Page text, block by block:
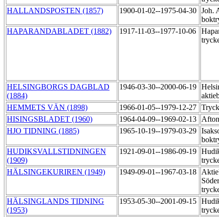
HALLANDSPOSTEN (1857)
1900-01-02--1975-04-30 Joh.
HAPARANDABLADET (1882)
1917-11-03--1977-10-06
HELSINGBORGS DAGBLAD
(1884)
1946-03-30--2000-06-19
HEMMETS VÄN (1898)
1966-01-05--1979-12-27
HISINGSBLADET (1960)
1964-04-09--1969-02-13
HJO TIDNING (1885)
1965-10-19--1979-03-29
HUDIKSVALLSTIDNINGEN
(1909)
1921-09-01--1986-09-19
HÄLSINGEKURIREN (1949)
1949-09-01--1967-03-18
HÄLSINGLANDS TIDNING
(1953)
1953-05-30--2001-09-15